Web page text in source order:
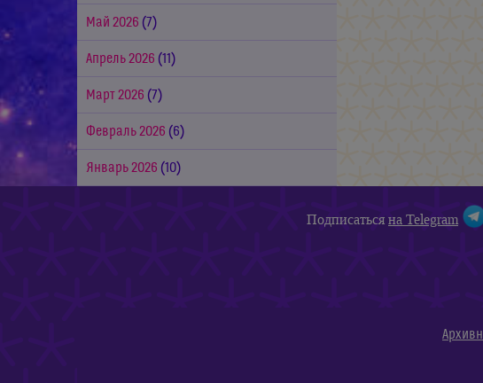
Май 2026 (7)
Апрель 2026 (11)
Март 2026 (7)
Февраль 2026 (6)
Январь 2026 (10)
Подписатьсяна Telegram